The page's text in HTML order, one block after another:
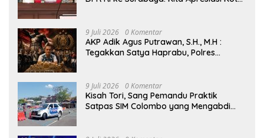
9 Juli 2026 0 Komentar
AKP Adik Agus Putrawan, S.H., M.H :
Tegakkan Satya Haprabu, Polres
Surabaya.
9 Juli 2026 0 Komentar
Kisah Tori, Sang Pemandu Praktik
Satpas SIM Colombo yang Mengabdi